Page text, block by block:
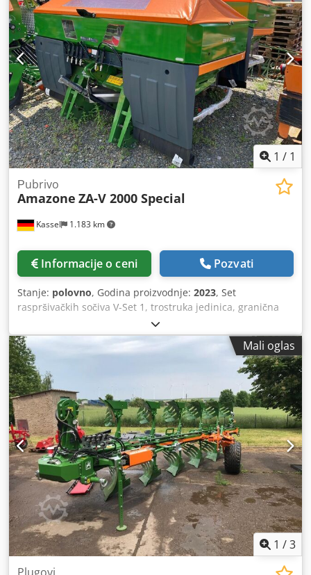
1 / 1
Kassel 1.183 km
Рubrivo
Amazone ZA-V 2000 Special
Informacije o ceni Pozvati
Stanje: polovno, Godina proizvodnje: 2023, Set
raspršivačkih sočiva V-Set 1, trostruka jedinica, granična
raspršivačka jedinica Limiter V / zaštitna cevna greda S,
mobilna valjkasta jedinica sa mogućnošću priključivanja,
raspršni mehanizam ZA-V, dodatak rezervoaru S /
kardansko vratilo 2000 sa spojkom sa frikcionom lamelom,
ugradni delovi za osnovne ZA uređaje, blatarica S / LED
osvetljenje. Dodpst Dwh Rjfx Aaisck
Mali oglas
1 /3